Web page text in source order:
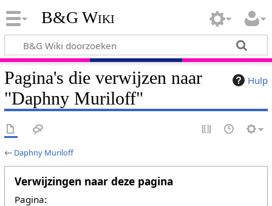
B&G Wiki
Hulp
Pagina's die verwijzen naar
"Daphny Muriloff"
← Daphny Muriloff
Verwijzingen naar deze pagina
Pagina: